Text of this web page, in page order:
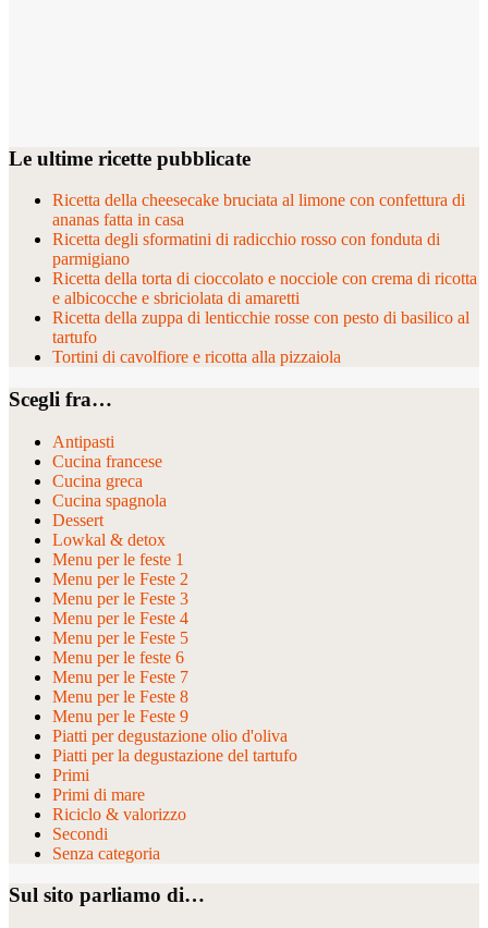
Le ultime ricette pubblicate
Ricetta della cheesecake bruciata al limone con confettura di
ananas fatta in casa
Ricetta degli sformatini di radicchio rosso con fonduta di
parmigiano
Ricetta della torta di cioccolato e nocciole con crema di ricotta
e albicocche e sbriciolata di amaretti
Ricetta della zuppa di lenticchie rosse con pesto di basilico al
tartufo
Tortini di cavolfiore e ricotta alla pizzaiola
Scegli fra…
Antipasti
Cucina francese
Cucina greca
Cucina spagnola
Dessert
Lowkal & detox
Menu per le feste 1
Menu per le Feste 2
Menu per le Feste 3
Menu per le Feste 4
Menu per le Feste 5
Menu per le feste 6
Menu per le Feste 7
Menu per le Feste 8
Menu per le Feste 9
Piatti per degustazione olio d'oliva
Piatti per la degustazione del tartufo
Primi
Primi di mare
Riciclo & valorizzo
Secondi
Senza categoria
Sul sito parliamo di…